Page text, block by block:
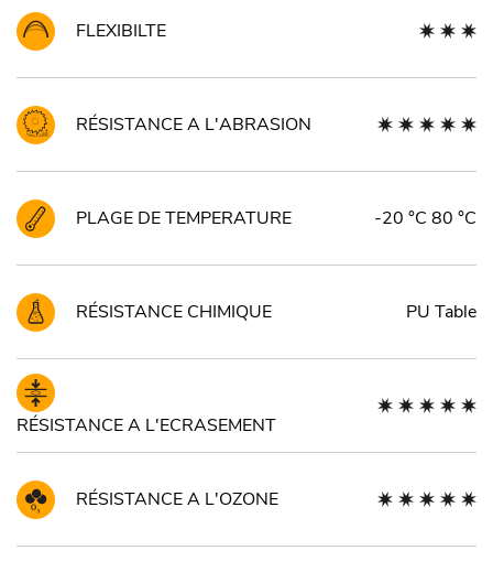
FLEXIBILTE
RÉSISTANCE A L'ABRASION
PLAGE DE TEMPERATURE -20 °C 80 °C
RÉSISTANCE CHIMIQUE PU Table
RÉSISTANCE A L'ECRASEMENT
RÉSISTANCE A L'OZONE